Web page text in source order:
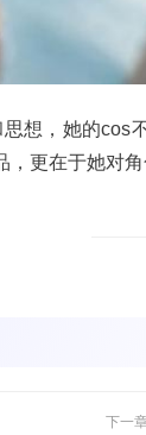
想，她的cos
更在于她对角
下一